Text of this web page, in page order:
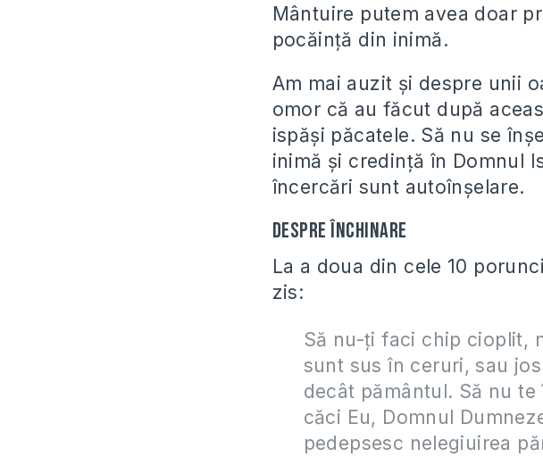
Mântuire putem avea doar
pocăinţă din inimă.
Am mai auzit şi despre unii
omor că au făcut după
ispăşi păcatele. Să nu se
inimă şi credinţă în Domnul
încercări sunt autoînşelare.
Despre închinare
La a doua din cele 10
zis:
Să nu-ţi faci chip cioplit,
sunt sus în ceruri, sau
decât pământul. Să nu
căci Eu, Domnul
pedepsesc nelegiuirea